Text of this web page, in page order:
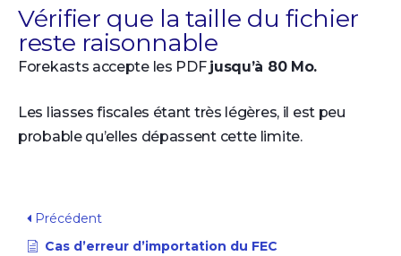
Vérifier que la taille du fichier
reste raisonnable
Forekasts accepte les PDF jusqu’à 80 Mo.
Les liasses fiscales étant très légères, il est peu
probable qu’elles dépassent cette limite.
Précédent
Cas d’erreur d’importation du FEC